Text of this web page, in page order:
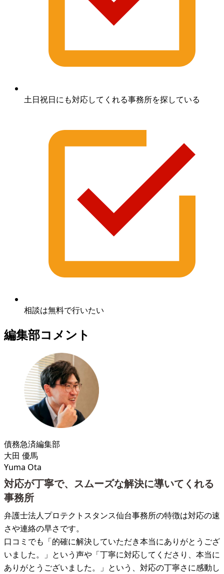
土日祝日にも対応してくれる事務所を探している
相談は無料で行いたい
編集部コメント
債務急済編集部
大田 優馬
Yuma Ota
対応が丁寧で、スムーズな解決に導いてくれる
事務所
弁護士法人プロテクトスタンス仙台事務所の特徴は対応の速
さや連絡の早さです。
口コミでも「的確に解決していただき本当にありがとうござ
いました。」という声や「丁寧に対応してくださり、本当に
ありがとうございました。」という、対応の丁寧さに感動し